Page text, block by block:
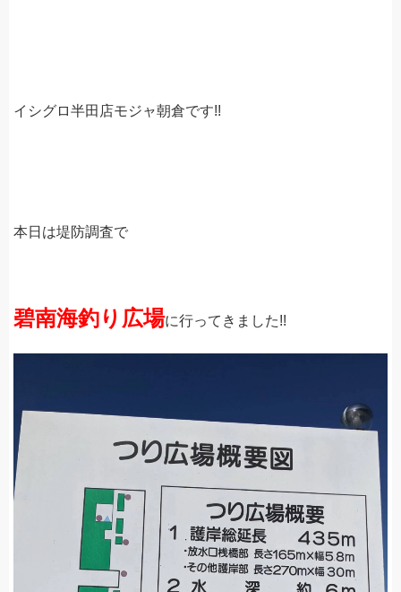
イシグロ半田店モジャ朝倉です!!
本日は堤防調査で
碧南海釣り広場に行ってきました!!